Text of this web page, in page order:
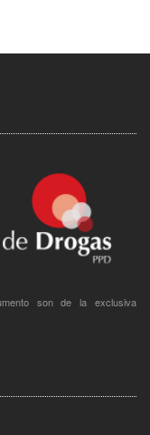
son de la exclusiva